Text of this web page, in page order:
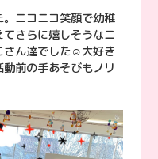
ニコニコ笑顔で幼稚
さらに嬉しそうなニ
さん達でした☺︎大好き
前の手あそびもノリ